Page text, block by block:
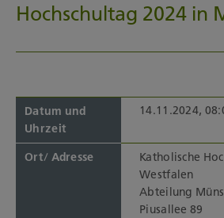
Hochschultag 2024 in
Datum und
Uhrzeit
14.11.2024,
Ort/ Adresse
Katholische
Westfalen
Abteilung
Piusallee 89